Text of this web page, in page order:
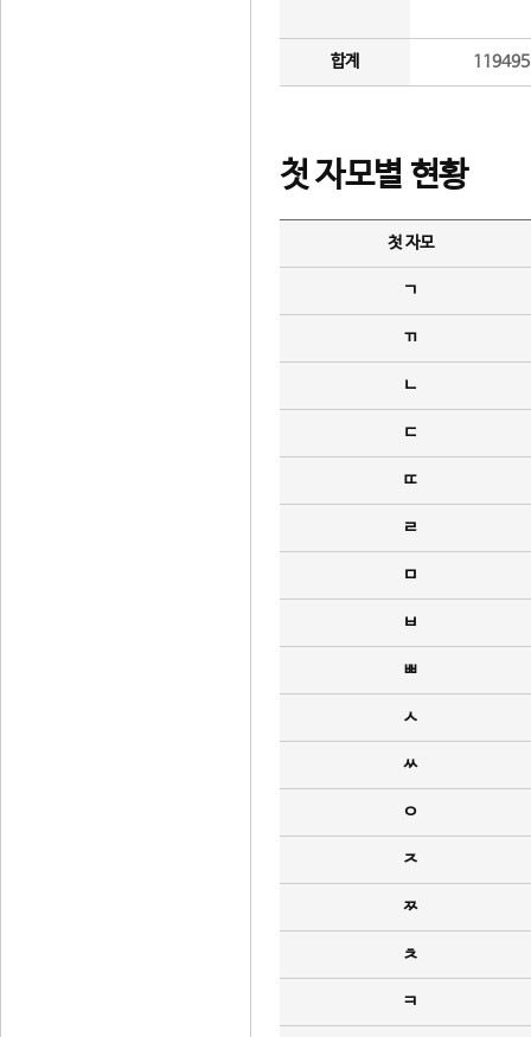
합계
첫 자모별 현황
첫 자모
ㄱ
ㄲ
ㄴ
ㄷ
ㄸ
ㄹ
ㅁ
ㅂ
ㅃ
ㅅ
ㅆ
ㅇ
ㅈ
ㅉ
ㅊ
ㅋ